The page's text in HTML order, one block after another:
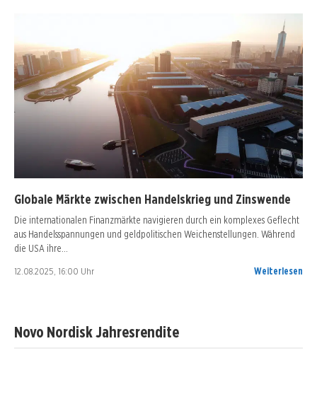
Globale Märkte zwischen Handelskrieg und Zinswende
Die internationalen Finanzmärkte navigieren durch ein komplexes Geflecht
aus Handelsspannungen und geldpolitischen Weichenstellungen. Während
die USA ihre…
12.08.2025, 16:00 Uhr Weiterlesen
Novo Nordisk Jahresrendite